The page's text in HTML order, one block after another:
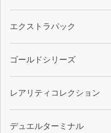
エクストラパック
ゴールドシリーズ
レアリティコレクション
デュエルターミナル